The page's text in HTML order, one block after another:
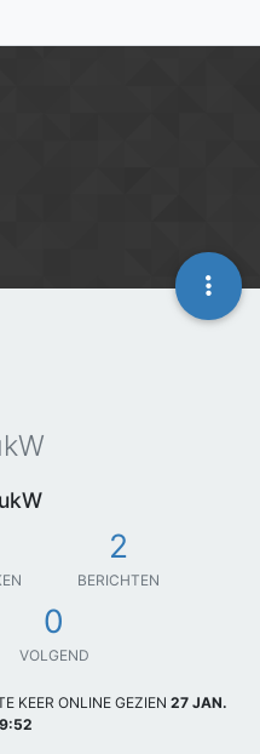
2
BERICHTEN
0
VOLGEND
KEER ONLINE GEZIEN 27 JAN.